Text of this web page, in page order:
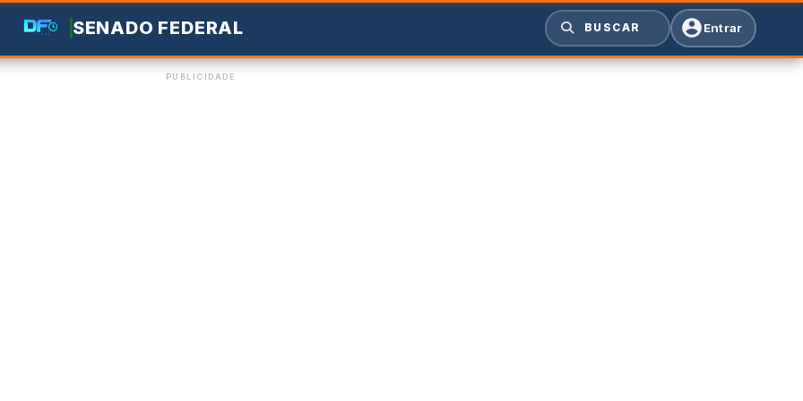
SENADO FEDERAL BUSCAR Entrar
PUBLICIDADE